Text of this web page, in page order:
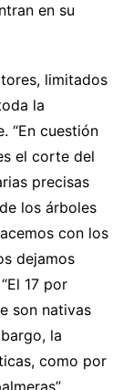
en su
limitados
la
“En cuestión
el corte del
precisas
los árboles
con los
dejamos
17 por
son nativas
la
como por